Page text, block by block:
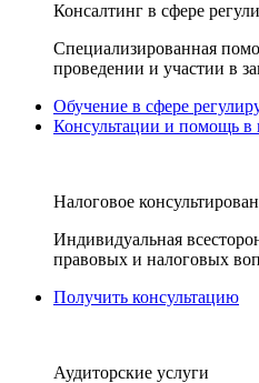
Консалтинг в сфере
Специализированная
проведении и участии в
Обучение в сфере
Консультации и помощь в
Налоговое
Индивидуальная
правовых и налоговых
Получить консультацию
Аудиторские услуги